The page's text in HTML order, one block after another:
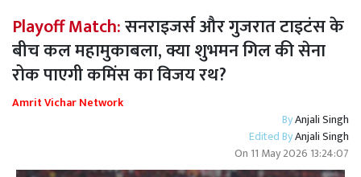
Playoff Match:सनराइजर्स और गुजरात टाइटंस के
बीच कल महामुकाबला, क्या शुभमन गिल की सेना
रोक पाएगी कमिंस का विजय रथ?
Amrit Vichar Network
ByAnjali Singh
Edited ByAnjali Singh
On 11 May 2026 13:24:07